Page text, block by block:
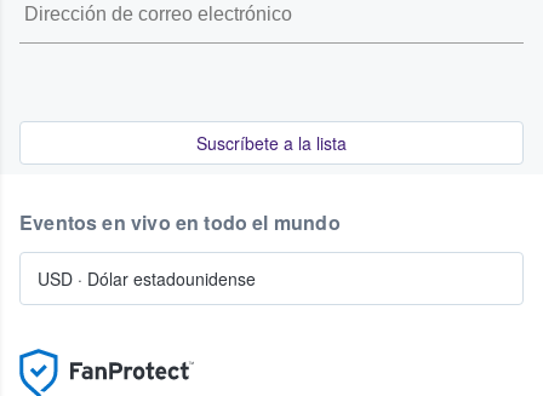
Suscríbete a la lista
Eventos en vivo en todo el mundo
USD · Dólar estadounidense